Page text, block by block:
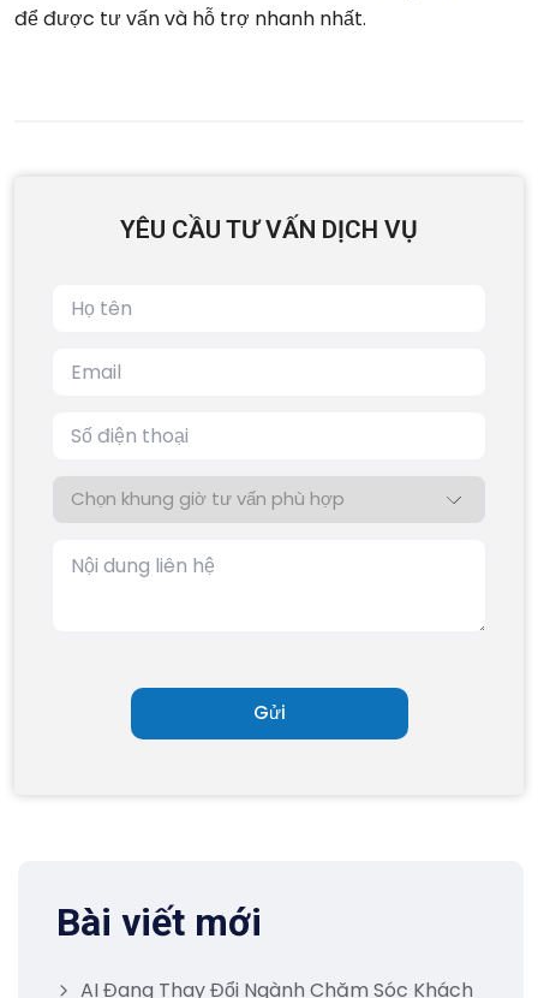
để được tư vấn và hỗ trợ nhanh nhất.
YÊU CẦU TƯ VẤN DỊCH VỤ
Bài viết mới
AI Đang Thay Đổi Ngành Chăm Sóc Khách